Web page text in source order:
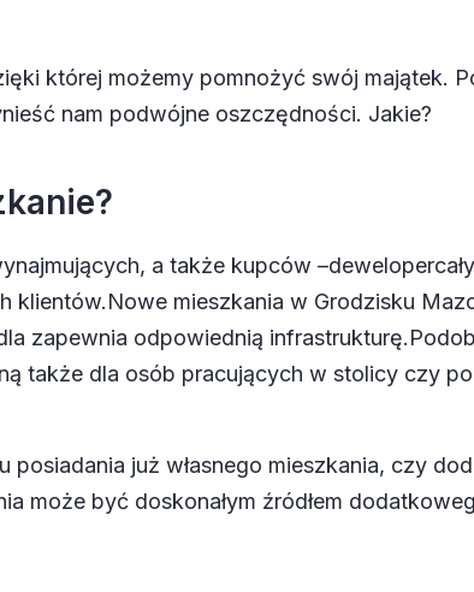
której możemy pomnożyć swój majątek.
nam podwójne oszczędności. Jakie?
a także kupców –deweloper
klientów.Nowe mieszkania w Grodzisku
zapewnia odpowiednią infrastrukturę.
także dla osób pracujących w stolicy czy
już własnego mieszkania, czy
może być doskonałym źródłem